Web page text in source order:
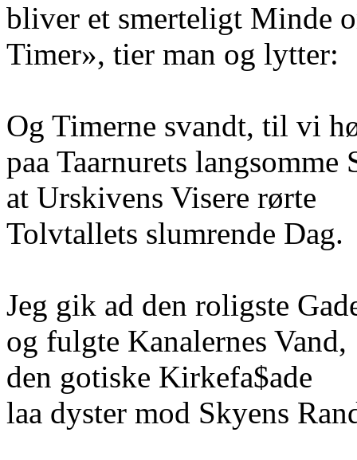
bliver et smerteligt Minde
Timer», tier man og lytter:
Og Timerne svandt, til vi
paa Taarnurets langsomme
at Urskivens Visere rørte
Tolvtallets slumrende Dag.
Jeg gik ad den roligste
og fulgte Kanalernes Vand,
den gotiske Kirkefa$ade
laa dyster mod Skyens